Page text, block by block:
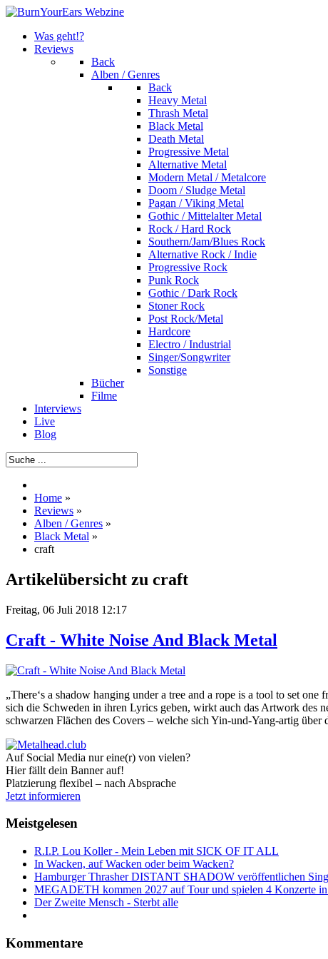
Was geht!?
Reviews
Back
Alben / Genres
Back
Heavy Metal
Thrash Metal
Black Metal
Death Metal
Progressive Metal
Alternative Metal
Modern Metal / Metalcore
Doom / Sludge Metal
Pagan / Viking Metal
Gothic / Mittelalter Metal
Rock / Hard Rock
Southern/Jam/Blues Rock
Alternative Rock / Indie
Progressive Rock
Punk Rock
Gothic / Dark Rock
Stoner Rock
Post Rock/Metal
Hardcore
Electro / Industrial
Singer/Songwriter
Sonstige
Bücher
Filme
Interviews
Live
Blog
Home »
Reviews »
Alben / Genres »
Black Metal »
craft
Artikelübersicht zu craft
Freitag, 06 Juli 2018 12:17
Craft - White Noise And Black Metal
„There‘s a shadow hanging under a tree and a rope is a tool to set
sich die Schweden in ihren Lyrics geben, wirkt auch das Artwork des
schwarzen Flächen des Covers – welche sich Yin-und-Yang-artig
Auf Social Media nur eine(r) von vielen?
Hier fällt dein Banner auf!
Platzierung flexibel – nach Absprache
Jetzt informieren
Meistgelesen
R.I.P. Lou Koller - Mein Leben mit SICK OF IT ALL
In Wacken, auf Wacken oder beim Wacken?
Hamburger Thrasher DISTANT SHADOW veröffentlichen
MEGADETH kommen 2027 auf Tour und spielen 4 Konzerte
Der Zweite Mensch - Sterbt alle
Kommentare